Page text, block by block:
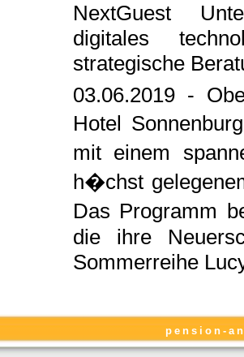
NextGuest
digitales
strategische
03.06.2019 -
Hotel
mit einem
h�chst
Das Programm
die ihre
Sommerreihe
pension-